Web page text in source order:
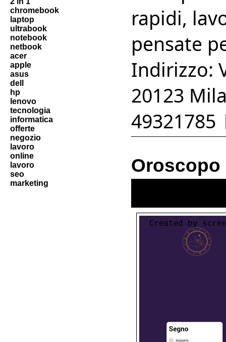
chromebook
laptop
ultrabook
notebook
netbook
acer
apple
asus
dell
hp
lenovo
tecnologia
informatica
offerte
negozio
lavoro
online
lavoro
seo
marketing
rapidi,
pensate
Indirizzo:
20123
49321785
Oroscopo